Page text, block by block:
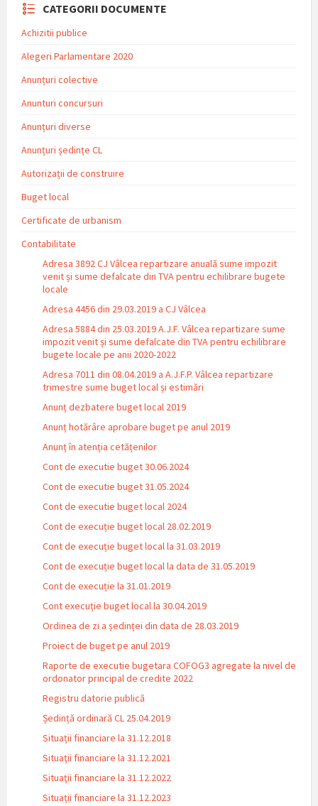
CATEGORII DOCUMENTE
Achizitii publice
Alegeri Parlamentare 2020
Anunțuri colective
Anunturi concursuri
Anunțuri diverse
Anunțuri ședințe CL
Autorizații de construire
Buget local
Certificate de urbanism
Contabilitate
Adresa 3892 CJ Vâlcea repartizare anuală sume impozit
venit și sume defalcate din TVA pentru echilibrare bugete
locale
Adresa 4456 din 29.03.2019 a CJ Vâlcea
Adresa 5884 din 25.03.2019 A.J.F. Vâlcea repartizare sume
impozit venit și sume defalcate din TVA pentru echilibrare
bugete locale pe anii 2020-2022
Adresa 7011 din 08.04.2019 a A.J.F.P. Vâlcea repartizare
trimestre sume buget local și estimări
Anunț dezbatere buget local 2019
Anunț hotărâre aprobare buget pe anul 2019
Anunț în atenția cetățenilor
Cont de executie buget 30.06.2024
Cont de executie buget 31.05.2024
Cont de executie buget local 2024
Cont de execuție buget local 28.02.2019
Cont de execuție buget local la 31.03.2019
Cont de execuție buget local la data de 31.05.2019
Cont de execuție la 31.01.2019
Cont execuție buget local la 30.04.2019
Ordinea de zi a ședinței din data de 28.03.2019
Proiect de buget pe anul 2019
Raporte de executie bugetara COFOG3 agregate la nivel de
ordonator principal de credite 2022
Registru datorie publică
Ședință ordinară CL 25.04.2019
Situații financiare la 31.12.2018
Situaţii financiare la 31.12.2021
Situaţii financiare la 31.12.2022
Situații financiare la 31.12.2023